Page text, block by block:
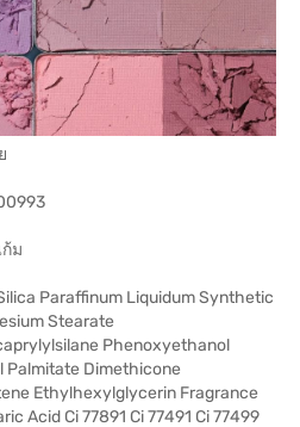
ม
Paraffinum Liquidum Synthetic
Stearate
Phenoxyethanol
Palmitate Dimethicone
Ethylhexylglycerin Fragrance
Acid Ci 77891 Ci 77491 Ci 77499